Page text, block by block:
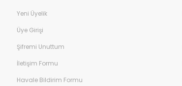
Yeni Üyelik
Üye Girişi
Şifremi Unuttum
İletişim Formu
Havale Bildirim Formu